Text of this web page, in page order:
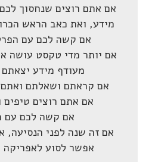
אם אתם רוצים שנחסוך
מידע, ואת כאב הראש
אם קשה לכם עם
אם יותר מדי טקסט עושה
מעודף מידע
אם קראתם ושאלתם ואתם
אם אתם רוצים טיפים
אם קשה לכם עם
אם זה שנה לפני הנסיעה,
אפשר לסוע לאפריקה